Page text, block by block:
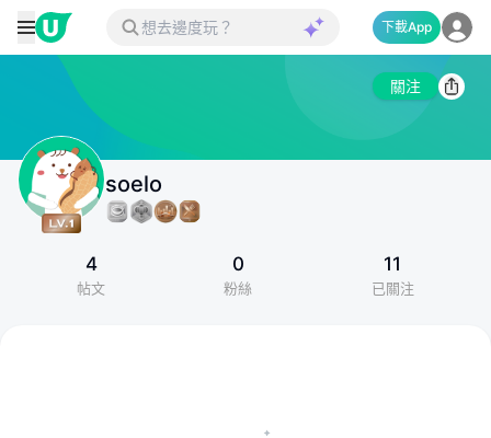
下載App
關注
soelo
4
帖文
0
粉絲
11
已關注